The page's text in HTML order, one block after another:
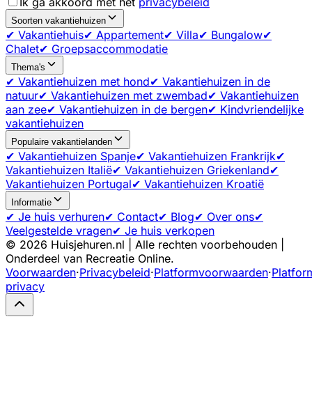
Soorten vakantiehuizen
✔ Vakantiehuis✔ Appartement✔ Villa✔ Bungalow✔
Chalet✔ Groepsaccommodatie
Thema's
✔ Vakantiehuizen met hond✔ Vakantiehuizen in de
natuur✔ Vakantiehuizen met zwembad✔ Vakantiehuizen
aan zee✔ Vakantiehuizen in de bergen✔ Kindvriendelijke
vakantiehuizen
Populaire vakantielanden
✔ Vakantiehuizen Spanje✔ Vakantiehuizen Frankrijk✔
Vakantiehuizen Italië✔ Vakantiehuizen Griekenland✔
Vakantiehuizen Portugal✔ Vakantiehuizen Kroatië
Informatie
✔ Je huis verhuren✔ Contact✔ Blog✔ Over ons✔
Veelgestelde vragen✔ Je huis verkopen
© 2026 Huisjehuren.nl | Alle rechten voorbehouden |
Onderdeel van Recreatie Online.
Voorwaarden·Privacybeleid·Platformvoorwaarden·
privacy